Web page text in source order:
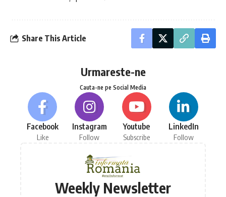
Share This Article
Urmareste-ne
Cauta-ne pe Social Media
Facebook
Like
Instagram
Follow
Youtube
Subscribe
LinkedIn
Follow
Weekly Newsletter